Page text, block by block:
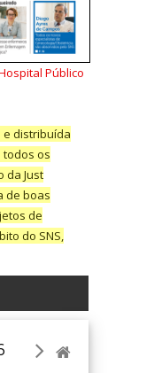
Público
distribuída
os
da Just
de boas
de
do SNS,